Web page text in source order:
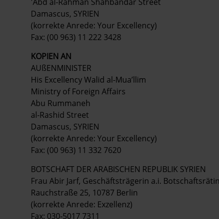
Damascus, SYRIEN
(korrekte Anrede: Your Excellency)
Fax: (00 963) 11 222 3428
KOPIEN AN
AUßENMINISTER
His Excellency Walid al-Mua’llim
Ministry of Foreign Affairs
Abu Rummaneh
al-Rashid Street
Damascus, SYRIEN
(korrekte Anrede: Your Excellency)
Fax: (00 963) 11 332 7620
BOTSCHAFT DER ARABISCHEN REPUBLIK SYRIEN
Frau Abir Jarf, Geschäftsträgerin a.i.
Rauchstraße 25, 10787 Berlin
(korrekte Anrede: Exzellenz)
Fax: 030-5017 7311